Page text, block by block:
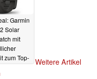
Garmin
Solar
mit
zum Top-
Weitere Artikel